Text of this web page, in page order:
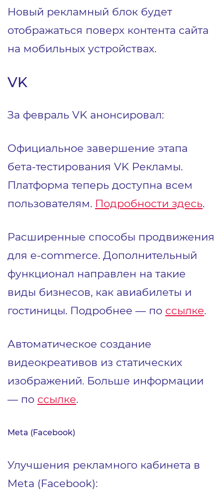
Новый рекламный блок будет
отображаться поверх контента сайта
на мобильных устройствах.
VK
За февраль VK анонсировал:
Официальное завершение этапа
бета-тестирования VK Рекламы.
Платформа теперь доступна всем
пользователям. Подробности здесь.
Расширенные способы продвижения
для e-commerce. Дополнительный
функционал направлен на такие
виды бизнесов, как авиабилеты и
гостиницы. Подробнее — по ссылке.
Автоматическое создание
видеокреативов из статических
изображений. Больше информации
— по ссылке.
Meta (Facebook)
Улучшения рекламного кабинета в
Meta (Facebook):